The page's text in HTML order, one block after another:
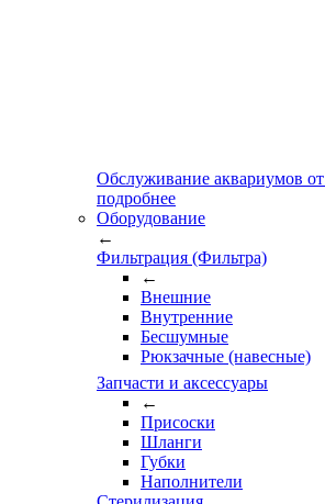
Обслуживание аквариумов от
подробнее
Оборудование
←
Фильтрация (Фильтра)
←
Внешние
Внутренние
Бесшумные
Рюкзачные (навесные)
Запчасти и аксессуары
←
Присоски
Шланги
Губки
Наполнители